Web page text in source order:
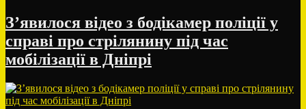
З’явилося відео з бодікамер поліції у
справі про стрілянину під час
мобілізації в Дніпрі